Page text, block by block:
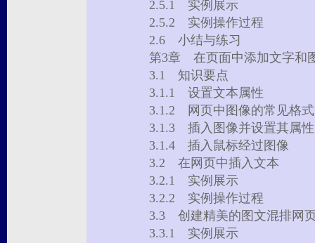
2.5.1 实例展示
2.5.2 实例操作过程
2.6 小结与练习
第3章 在页面中添加文字
3.1 知识要点
3.1.1 设置文本属性
3.1.2 网页中图像的常见格
3.1.3 插入图像并设置其属
3.1.4 插入鼠标经过图像
3.2 在网页中插入文本
3.2.1 实例展示
3.2.2 实例操作过程
3.3 创建精美的图文混排
3.3.1 实例展示